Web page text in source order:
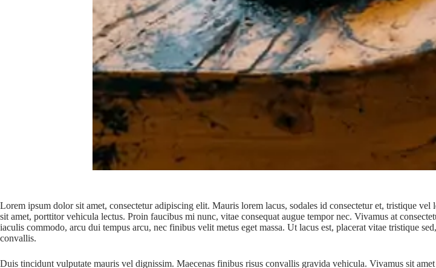
Lorem ipsum dolor sit amet, consectetur adipiscing elit. Mauris lorem lacus, sodales id consectetur et, tristique
sit amet, porttitor vehicula lectus. Proin faucibus mi nunc, vitae consequat augue tempor nec. Vivamus at
iaculis commodo, arcu dui tempus arcu, nec finibus velit metus eget massa. Ut lacus est, placerat vitae tristique
convallis.
Duis tincidunt vulputate mauris vel dignissim. Maecenas finibus risus convallis gravida vehicula. Vivamus sit